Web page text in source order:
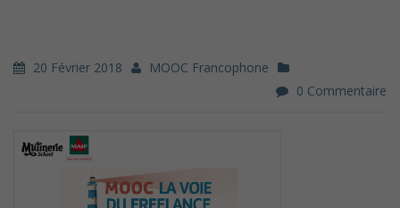
20 Février 2018
MOOC Francophone
0 Commentaire